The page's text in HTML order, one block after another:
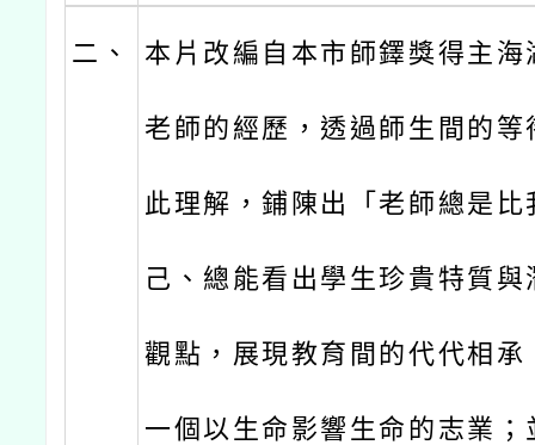
二、 本片改編自本市師鐸獎得主
老師的經歷，透過師生間的
此理解，鋪陳出「老師總是
己、總能看出學生珍貴特質
觀點，展現教育間的代代相承
一個以生命影響生命的志業